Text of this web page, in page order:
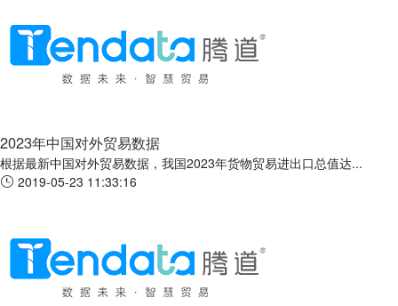
2023年中国对外贸易数据
根据最新中国对外贸易数据，我国2023年货物贸易进出口总值达...
2019-05-23 11:33:16